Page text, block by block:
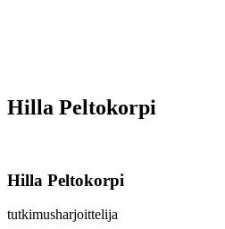
Hilla Peltokorpi
Hilla Peltokorpi
tutkimusharjoittelija